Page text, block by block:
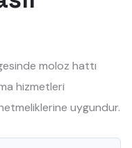
moloz hattı
hizmetleri
uygundur.